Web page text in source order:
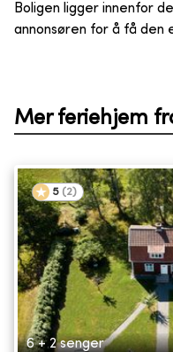
Boligen ligger innenfor
annonsøren for å få den
Mer feriehjem
5 (2)
6 + 2 senger